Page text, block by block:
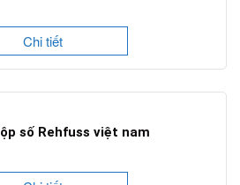
Chi tiết
số Rehfuss việt nam